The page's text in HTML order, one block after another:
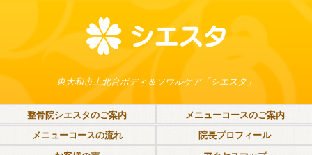
東大和市上北台ボディ＆ソウルケア「シエスタ」
整骨院シエスタのご案内
メニューコースのご案内
メニューコースの流れ
院長プロフィール